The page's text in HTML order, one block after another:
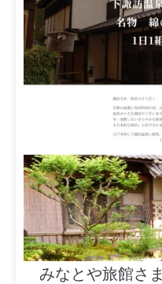
みなとや旅館さま